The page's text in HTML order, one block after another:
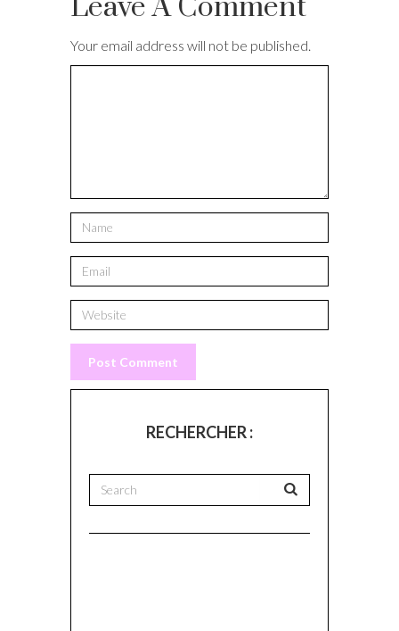
Your email address will not be published.
RECHERCHER :